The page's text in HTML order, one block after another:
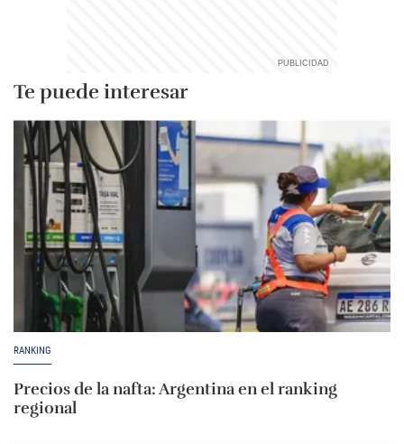
Te puede interesar
RANKING
Precios de la nafta: Argentina en el ranking
regional